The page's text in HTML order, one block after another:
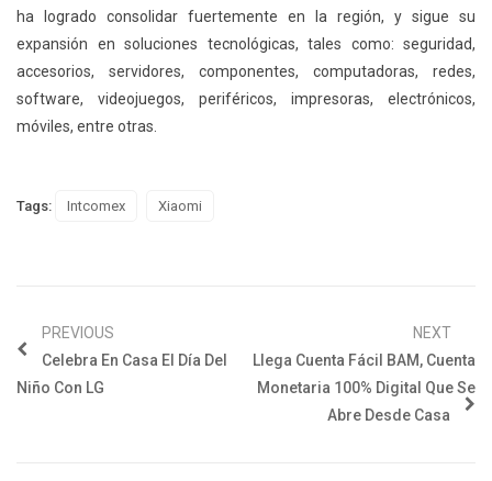
ha logrado consolidar fuertemente en la región, y sigue su
expansión en soluciones tecnológicas, tales como: seguridad,
accesorios, servidores, componentes, computadoras, redes,
software, videojuegos, periféricos, impresoras, electrónicos,
móviles, entre otras.
Tags: Intcomex Xiaomi
PREVIOUS
Celebra En Casa El Día Del
Niño Con LG
NEXT
Llega Cuenta Fácil BAM, Cuenta
Monetaria 100% Digital Que Se
Abre Desde Casa